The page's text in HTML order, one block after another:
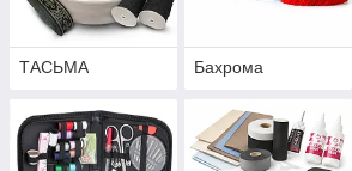
ТАСЬМА Бахрома